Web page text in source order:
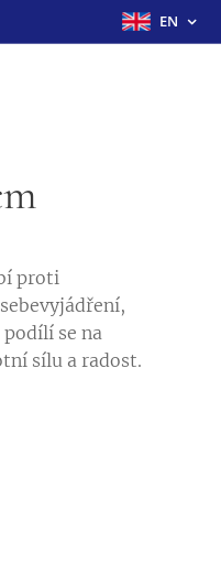
EN
proti
se na
sílu a radost.